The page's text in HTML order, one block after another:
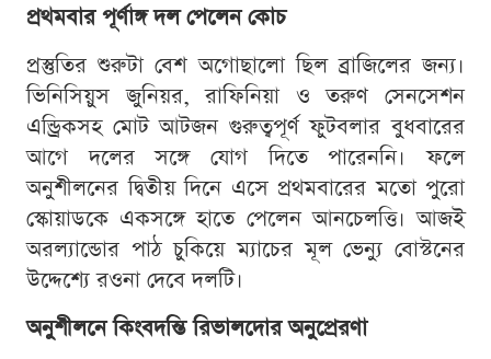
প্রথমবার পূর্ণাঙ্গ দল পেলেন কোচ
প্রস্তুতির শুরুটা বেশ অগোছালো ছিল ব্রাজিলের জন্য।
ভিনিসিয়ুস জুনিয়র, রাফিনিয়া ও তরুণ সেনসেশন
এন্ড্রিকসহ মোট আটজন গুরুত্বপূর্ণ ফুটবলার বুধবারের
আগে দলের সঙ্গে যোগ দিতে পারেননি। ফলে
অনুশীলনের দ্বিতীয় দিনে এসে প্রথমবারের মতো পুরো
স্কোয়াডকে একসঙ্গে হাতে পেলেন আনচেলত্তি। আজই
অরল্যান্ডোর পাঠ চুকিয়ে ম্যাচের মূল ভেন্যু বোস্টনের
উদ্দেশ্যে রওনা দেবে দলটি।
অনুশীলনে কিংবদন্তি রিভালদোর অনুপ্রেরণা